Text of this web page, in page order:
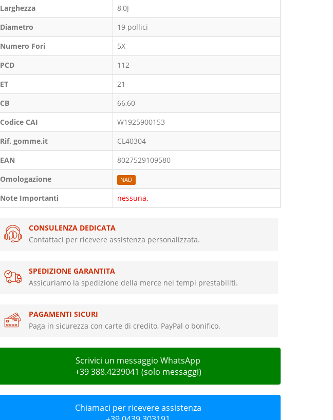
Larghezza
8,0J
Diametro
19 pollici
Numero Fori
5X
PCD
112
ET
21
CB
66,60
Codice CAI
W1925900153
Rif. gomme.it
CL40304
EAN
8027529109580
Omologazione
NAD
Note Importanti nessuna.
CONSULENZA DEDICATA
Contattaci per ricevere assistenza personalizzata.
SPEDIZIONE GARANTITA
Assicuriamo la spedizione della merce nei tempi prestabiliti.
PAGAMENTI SICURI
Paga in sicurezza con carte di credito, PayPal o bonifico.
Scrivici un messaggio WhatsApp
+39 388.4239041 (solo messaggi)
Chiamaci per ricevere assistenza